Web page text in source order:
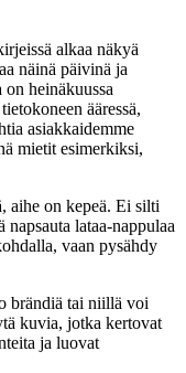
alkaa näkyä
näinä päivinä ja
heinäkuussa
ääressä,
asiakkaidemme
mietit esimerkiksi,
aihe on kepeä. Ei silti
lataa-nappulaa
vaan pysähdy
brändiä tai niillä voi
kuvia, jotka kertovat
ja luovat